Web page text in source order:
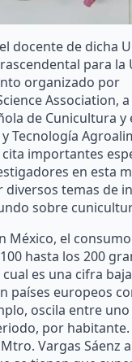
docente de dicha
para la
organizado por
Association,
de Cunicultura
Tecnología
importantes
en esta
diversos temas de
sobre
México, el
hasta los 200
cual es una cifra
países europeos
oscila entre
por habitante.
Vargas Sáenz